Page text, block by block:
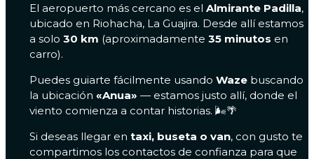
El aeropuerto más cercano es elAlmirante Padilla,
ubicado en Riohacha, La Guajira. Desde allí estamos
a solo30 km (aproximadamente35 minutos en
carro).
Puedes guiarte fácilmente usandoWaze buscando
la ubicación«Anua» — estamos justo allí, donde el
viento comienza a contar historias. 🌬️🌴
Si deseas llegar entaxi, buseta o van, con gusto te
compartimos los contactos de confianza para que